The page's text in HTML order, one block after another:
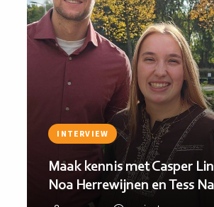
INTERVIEW
Maak kennis met Casper
Noa Herrewijnen en Tess